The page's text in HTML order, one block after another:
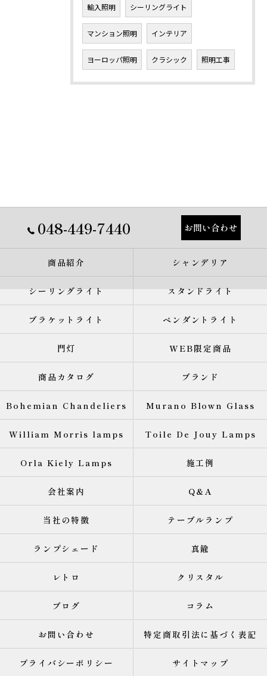
輸入照明 シーリングライト
マンション照明 インテリア
ヨーロッパ照明 クラシック 照明工事
048-449-7440 お問い合わせ
商品紹介 シャンデリア
シーリングライト スタンドライト
ブラケットライト ペンダントライト
門灯 WEB限定商品
商品カタログ ブランド
Bohemian Chandeliers Murano Blown Glass
William Morris lamps Toile De Jouy Lamps
Orla Kiely Lamps 施工例
会社案内 Q&A
当社の特徴 テーブルランプ
ランプシェード 真鍮
レトロ クリスタル
ブログ コラム
お問い合わせ 特定商取引法に基づく表記
プライバシーポリシー サイトマップ